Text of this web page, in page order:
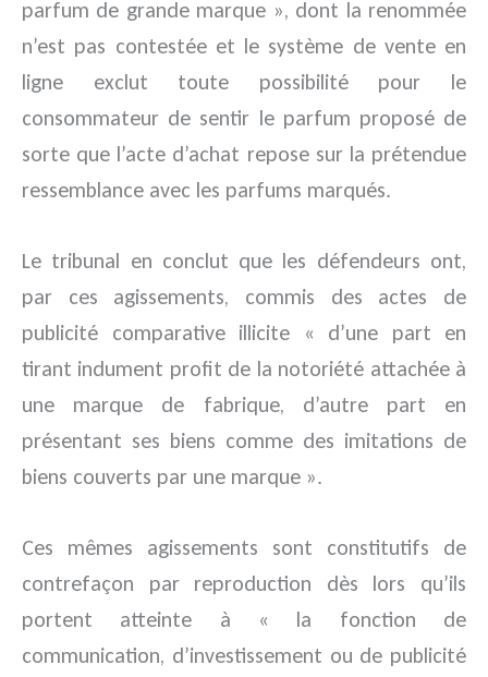
parfum de grande marque », dont la renommée
n’est pas contestée et le système de vente en
ligne exclut toute possibilité pour le
consommateur de sentir le parfum proposé de
sorte que l’acte d’achat repose sur la prétendue
ressemblance avec les parfums marqués.
Le tribunal en conclut que les défendeurs ont,
par ces agissements, commis des actes de
publicité comparative illicite « d’une part en
tirant indument profit de la notoriété attachée à
une marque de fabrique, d’autre part en
présentant ses biens comme des imitations de
biens couverts par une marque ».
Ces mêmes agissements sont constitutifs de
contrefaçon par reproduction dès lors qu’ils
portent atteinte à « la fonction de
communication, d’investissement ou de publicité